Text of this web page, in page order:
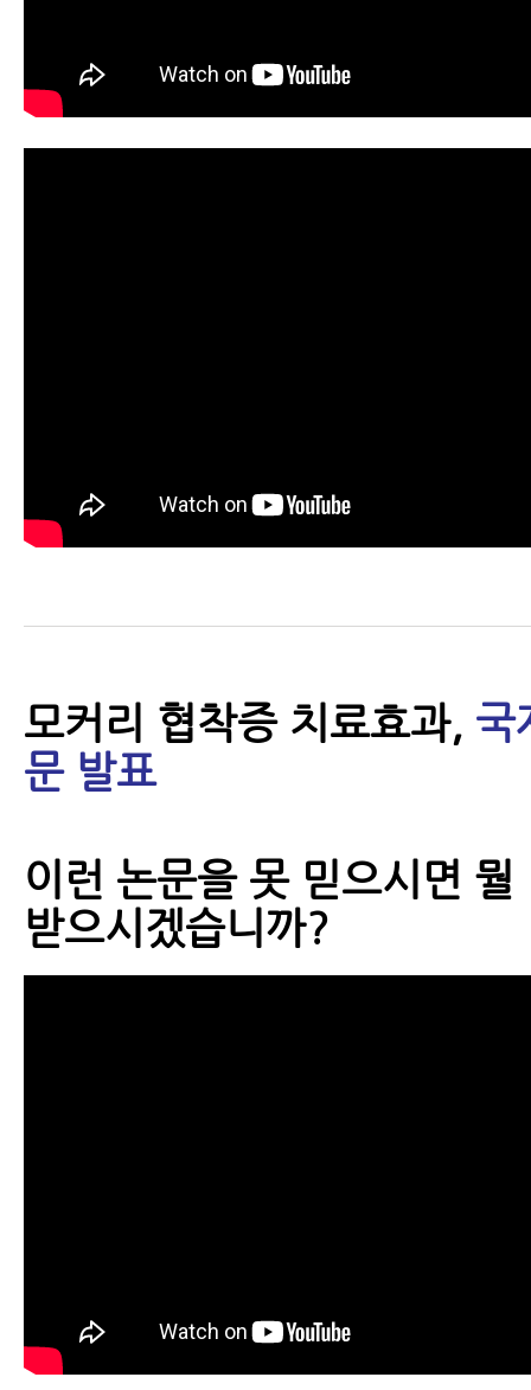
모커리 협착증 치료효과, 국
문 발표
이런 논문을 못 믿으시면 뭘
받으시겠습니까?